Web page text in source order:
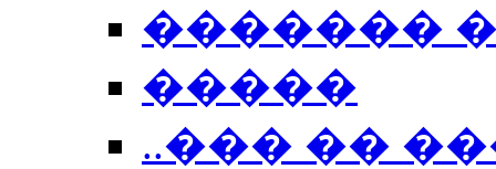
�������
�����
..��� ��